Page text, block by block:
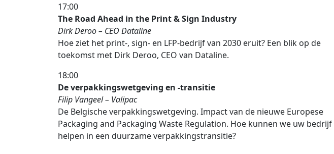
17:00
The Road Ahead in the Print & Sign Industry
Dirk Deroo – CEO Dataline
Hoe ziet het print-, sign- en LFP-bedrijf van 2030 eruit? Een blik op de
toekomst met Dirk Deroo, CEO van Dataline.
18:00
De verpakkingswetgeving en -transitie
Filip Vangeel – Valipac
De Belgische verpakkingswetgeving. Impact van de nieuwe Europese
Packaging and Packaging Waste Regulation. Hoe kunnen we uw bedrijf
helpen in een duurzame verpakkingstransitie?